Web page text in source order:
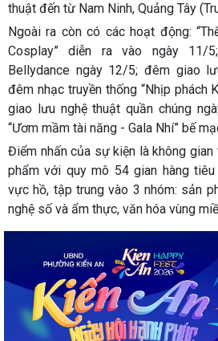
thuật đến từ Nam Ninh, Quảng Tây
Ngoài ra còn có các hoạt động:
Cosplay” diễn ra vào ngày 11/
Bellydance ngày 12/5; đêm giao
đêm nhạc truyền thống “Nhịp phách
giao lưu nghệ thuật quần chúng
“Ươm mầm tài năng - Gala Nhí” bế
Điểm nhấn của sự kiện là không
phẩm với quy mô 54 gian hàng
vực hồ, tập trung vào 3 nhóm: sản
nghệ số và ẩm thực, văn hóa vùng